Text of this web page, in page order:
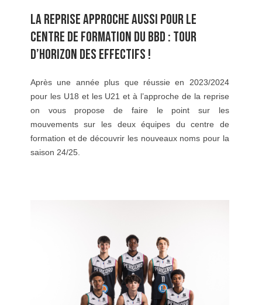
LA REPRISE APPROCHE AUSSI POUR LE
CENTRE DE FORMATION DU BBD : TOUR
D’HORIZON DES EFFECTIFS !
Après une année plus que réussie en 2023/2024
pour les U18 et les U21 et à l’approche de la reprise
on vous propose de faire le point sur les
mouvements sur les deux équipes du centre de
formation et de découvrir les nouveaux noms pour la
saison 24/25.